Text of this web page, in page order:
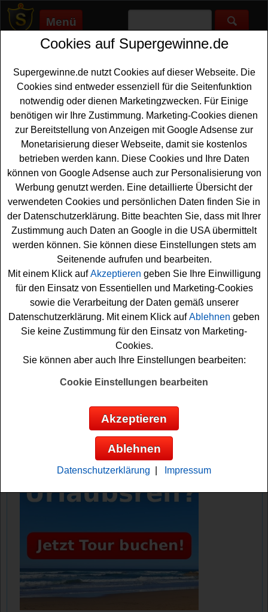
Menü
Supergewinne.de>Gewinnspiele>Reise Gewinnspiele>Pitu
Anzeige:
Anzeige:
Pitu Gewinnspiel - mit Kassenbon
gewinnen
Ein tolles Pitu Gewinnspiel mit Kassenbon für alle, die
gern eine traumhafteBrasilien Reise gewinnenmöchten.
Pitu verlost einen schönen Urlaub in Brasilien für zwei
Personen - inklusive Flug sowie 10-12 Übernachtungen
im 3-4-Sterne-Hotel mit Frühstück. Falls Sie an dem Pitu
Gewinnspiel teilnehmen möchten, müssen Sie im
Aktionszeitraum mindestens eins der angegebenen
Aktioinsprodukte PITÚ Alcohol-Free 0,0% oder PITÚ
Original Cachaça kaufen und auf
www.pitu.com/gewinnspiel Ihren Kassenbon einsenden.
Vielleicht haben Sie ja Glück und können die tolle
BrasilienReise gewinnen? Auf jeden Fall sind die
Daumen schon einmal fest gedrückt!
Pitu verlost eine traumhafte Brasilien
Anzeige:
Cookies auf Supergewinne.de
Supergewinne.de nutzt Cookies auf dieser Webseite. Die
Cookies sind entweder essenziell für die Seitenfunktion
notwendig oder dienen Marketingzwecken. Für Einige
benötigen wir Ihre Zustimmung. Marketing-Cookies dienen
zur Bereitstellung von Anzeigen mit Google Adsense zur
Monetarisierung dieser Webseite, damit sie kostenlos
betrieben werden kann. Diese Cookies und Ihre Daten
können von Google Adsense auch zur Personalisierung von
Werbung genutzt werden. Eine detaillierte Übersicht der
verwendeten Cookies und persönlichen Daten finden Sie in
der Datenschutzerklärung. Bitte beachten Sie, dass mit Ihrer
Zustimmung auch Daten an Google in die USA übermittelt
werden können. Sie können diese Einstellungen stets am
Seitenende aufrufen und bearbeiten.
Mit einem Klick aufAkzeptieren geben Sie Ihre Einwilligung
für den Einsatz von Essentiellen und Marketing-Cookies
sowie die Verarbeitung der Daten gemäß unserer
Datenschutzerklärung. Mit einem Klick aufAblehnen geben
Sie keine Zustimmung für den Einsatz von Marketing-
Cookies.
Sie können aber auch Ihre Einstellungen bearbeiten:
Cookie Einstellungen bearbeiten
Akzeptieren
Ablehnen
Datenschutzerklärung Impressum